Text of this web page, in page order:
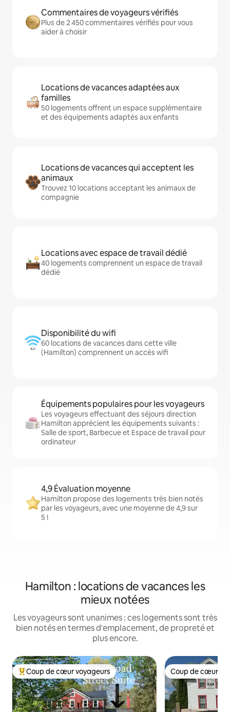
Commentaires de voyageurs vérifiés
Plus de 2 450 commentaires vérifiés pour vous
aider à choisir
Locations de vacances adaptées aux
familles
50 logements offrent un espace supplémentaire
et des équipements adaptés aux enfants
Locations de vacances qui acceptent les
animaux
Trouvez 10 locations acceptant les animaux de
compagnie
Locations avec espace de travail dédié
40 logements comprennent un espace de travail
dédié
Disponibilité du wifi
60 locations de vacances dans cette ville
(Hamilton) comprennent un accès wifi
Équipements populaires pour les voyageurs
Les voyageurs effectuant des séjours direction
Hamilton apprécient les équipements suivants :
Salle de sport, Barbecue et Espace de travail pour
ordinateur
4,9 Évaluation moyenne
Hamilton propose des logements très bien notés
par les voyageurs, avec une moyenne de 4,9 sur
5 !
Hamilton : locations de vacances les
mieux notées
Les voyageurs sont unanimes : ces logements sont très
bien notés en termes d'emplacement, de propreté et
plus encore.
Coups de cœur voyageurs les plus appréciés
Coup de cœur voyageurs Coup de cœur
Coup de cœur